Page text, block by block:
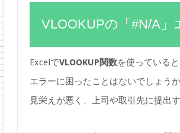
VLOOKUPの「#N/A
ExcelでVLOOKUP関数を使っている
エラーに困ったことはないでしょう
見栄えが悪く、上司や取引先に提出